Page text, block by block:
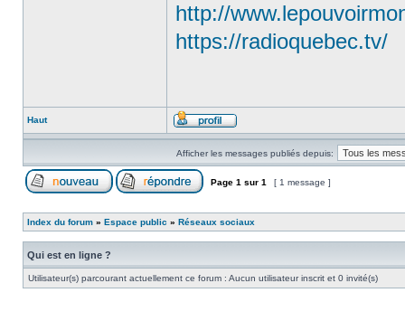
http://
https://radioquebec.tv/
Haut
Afficher les messages publiés depuis:
Page 1 sur 1 [ 1 message ]
Index du forum » Espace public » Réseaux sociaux
Qui est en ligne ?
Utilisateur(s) parcourant actuellement ce forum : Aucun utilisateur inscrit et 0 invité(s)